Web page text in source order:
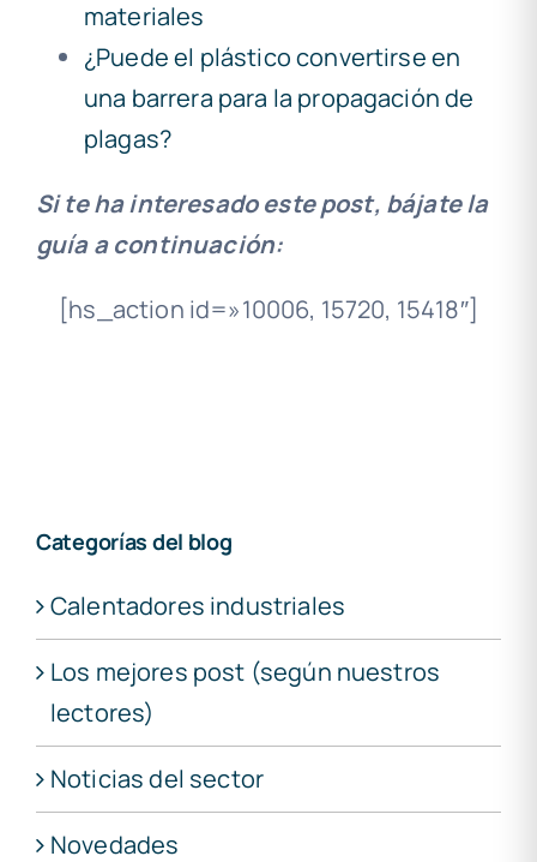
materiales
¿Puede el plástico convertirse en
una barrera para la propagación de
plagas?
Si te ha interesado este post, bájate la
guía a continuación:
[hs_action id=»10006, 15720, 15418″]
Categorías del blog
Calentadores industriales
Los mejores post (según nuestros
lectores)
Noticias del sector
Novedades